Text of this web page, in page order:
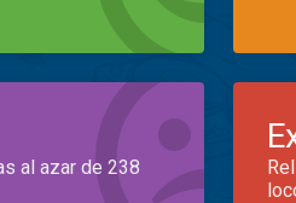
al azar de 238